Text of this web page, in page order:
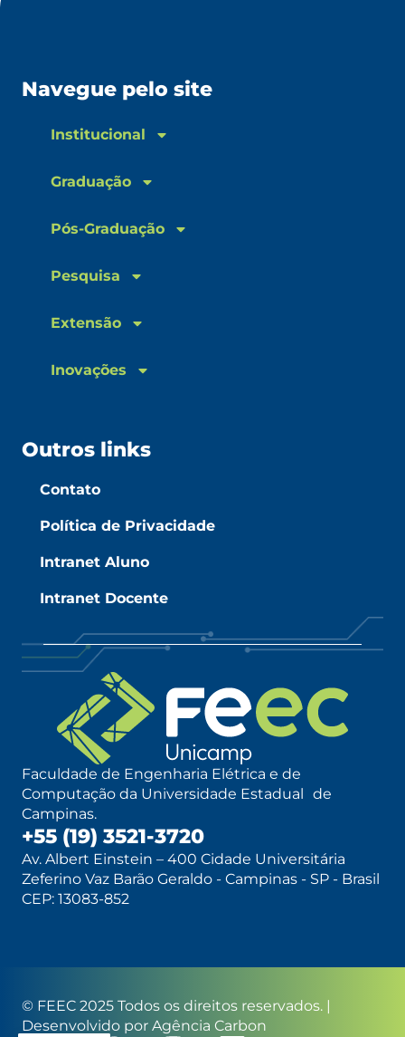
Navegue pelo site
Institucional
Graduação
Pós-Graduação
Pesquisa
Extensão
Inovações
Outros links
Contato
Política de Privacidade
Intranet Aluno
Intranet Docente
Faculdade de Engenharia Elétrica e de
Computação da Universidade Estadual de
Campinas.
+55 (19) 3521-3720
Av. Albert Einstein – 400 Cidade Universitária
Zeferino Vaz Barão Geraldo - Campinas - SP - Brasil
CEP: 13083-852
© FEEC 2025 Todos os direitos reservados. |
Desenvolvido por Agência Carbon